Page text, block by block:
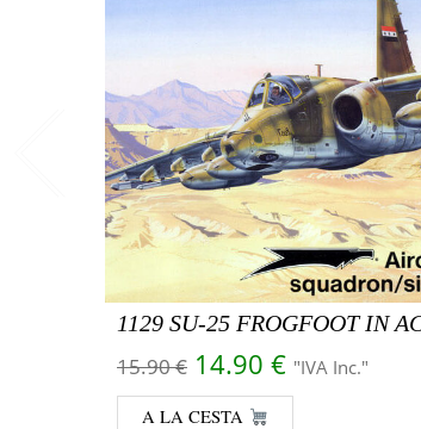
1129 SU-25 FROGFOOT IN
15.90€ El precio original
14.90 €El precio
"IVA Inc."
A LA CESTA